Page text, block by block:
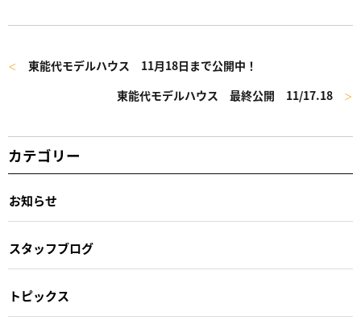
＜
東能代モデルハウス 11月18日まで公開中！
東能代モデルハウス 最終公開 11/17.18
＞
カテゴリー
お知らせ
スタッフブログ
トピックス